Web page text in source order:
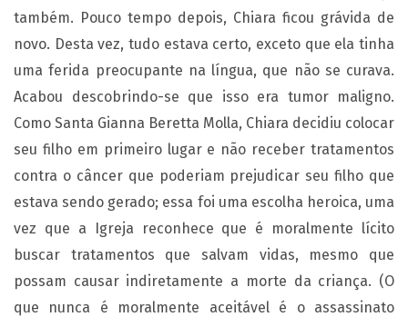
também. Pouco tempo depois, Chiara ficou grávida de
novo. Desta vez, tudo estava certo, exceto que ela tinha
uma ferida preocupante na língua, que não se curava.
Acabou descobrindo-se que isso era tumor maligno.
Como Santa Gianna Beretta Molla, Chiara decidiu colocar
seu filho em primeiro lugar e não receber tratamentos
contra o câncer que poderiam prejudicar seu filho que
estava sendo gerado; essa foi uma escolha heroica, uma
vez que a Igreja reconhece que é moralmente lícito
buscar tratamentos que salvam vidas, mesmo que
possam causar indiretamente a morte da criança. (O
que nunca é moralmente aceitável é o assassinato